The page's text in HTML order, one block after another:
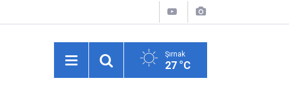
Şırnak
27 °C